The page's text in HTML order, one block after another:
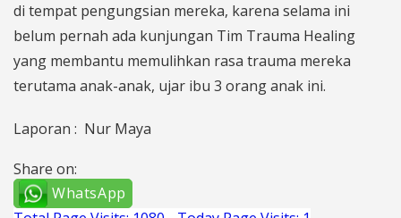
di tempat pengungsian mereka, karena selama ini
belum pernah ada kunjungan Tim Trauma Healing
yang membantu memulihkan rasa trauma mereka
terutama anak-anak, ujar ibu 3 orang anak ini.
Laporan : Nur Maya
Share on:
WhatsApp